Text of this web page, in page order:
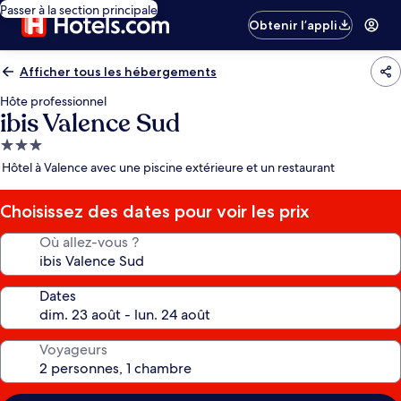
Passer à la section principale
Obtenir l’appli
Afficher tous les hébergements
Hôte professionnel
ibis Valence Sud
Hébergement
3.0 étoiles
Hôtel à Valence avec une piscine extérieure et un restaurant
Choisissez des dates pour voir les prix
Où allez-vous ?
Dates
Voyageurs